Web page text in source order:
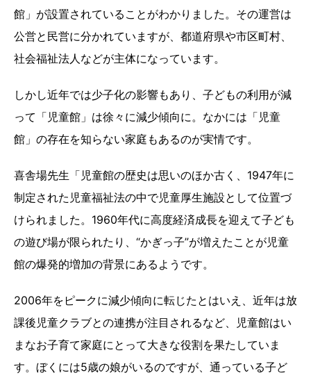
館」が設置されていることがわかりました。その運営は
公営と民営に分かれていますが、都道府県や市区町村、
社会福祉法人などが主体になっています。
しかし近年では少子化の影響もあり、子どもの利用が減
って「児童館」は徐々に減少傾向に。なかには「児童
館」の存在を知らない家庭もあるのが実情です。
喜舎場先生「児童館の歴史は思いのほか古く、1947年に
制定された児童福祉法の中で児童厚生施設として位置づ
けられました。1960年代に高度経済成長を迎えて子ども
の遊び場が限られたり、“かぎっ子”が増えたことが児童
館の爆発的増加の背景にあるようです。
2006年をピークに減少傾向に転じたとはいえ、近年は放
課後児童クラブとの連携が注目されるなど、児童館はい
まなお子育て家庭にとって大きな役割を果たしていま
す。ぼくには5歳の娘がいるのですが、通っている子ど